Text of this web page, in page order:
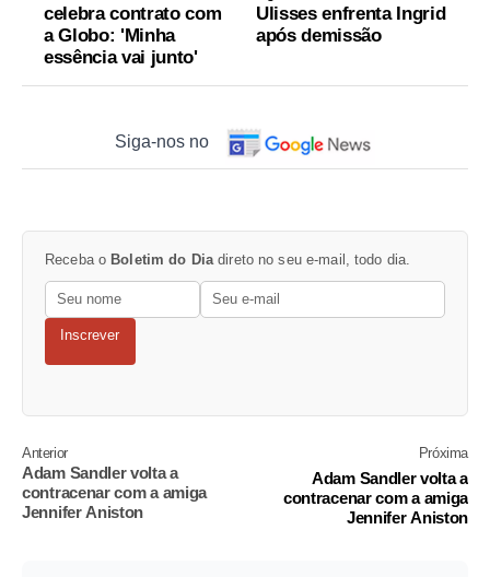
celebra contrato com
a Globo: 'Minha
essência vai junto'
Ulisses enfrenta Ingrid
após demissão
Siga-nos no
Receba o Boletim do Diadireto no seu e-mail, todo dia.
Inscrever
Anterior
Adam Sandler volta a
contracenar com a amiga
Jennifer Aniston
Próxima
Adam Sandler volta a
contracenar com a amiga
Jennifer Aniston